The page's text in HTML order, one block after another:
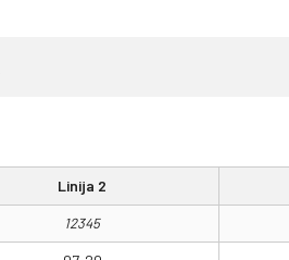
Linija 2
12345